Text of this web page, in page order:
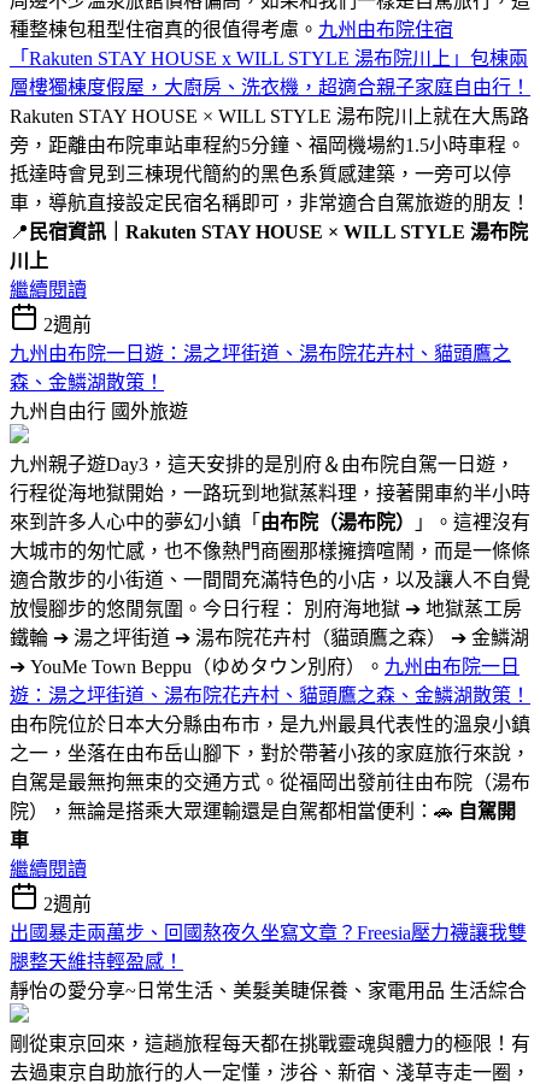
種整棟包租型住宿真的很值得考慮。 九州由布院住宿
「Rakuten STAY HOUSE x WILL STYLE 湯布院川上」包棟兩
層樓獨棟度假屋，大廚房、洗衣機，超適合親子家庭自由行！
Rakuten STAY HOUSE × WILL STYLE 湯布院川上就在大馬路
旁，距離由布院車站車程約5分鐘、福岡機場約1.5小時車程。
抵達時會見到三棟現代簡約的黑色系質感建築，一旁可以停
車，導航直接設定民宿名稱即可，非常適合自駕旅遊的朋友！
📍 民宿資訊｜Rakuten STAY HOUSE × WILL STYLE 湯布院
川上
繼續閱讀
2週前
九州由布院一日遊：湯之坪街道、湯布院花卉村、貓頭鷹之
森、金鱗湖散策！
九州自由行 國外旅遊
九州親子遊Day3，這天安排的是別府＆由布院自駕一日遊，
行程從海地獄開始，一路玩到地獄蒸料理，接著開車約半小時
來到許多人心中的夢幻小鎮「 由布院（湯布院）
」。這裡沒有
大城市的匆忙感，也不像熱門商圈那樣擁擠喧鬧，而是一條條
適合散步的小街道、一間間充滿特色的小店，以及讓人不自覺
放慢腳步的悠閒氛圍。今日行程： 別府海地獄 ➔ 地獄蒸工房
鐵輪 ➔ 湯之坪街道 ➔ 湯布院花卉村（貓頭鷹之森） ➔ 金鱗湖
➔ YouMe Town Beppu（ゆめタウン別府）。 九州由布院一日
遊：湯之坪街道、湯布院花卉村、貓頭鷹之森、金鱗湖散策！
由布院位於日本大分縣由布市，是九州最具代表性的溫泉小鎮
之一，坐落在由布岳山腳下，對於帶著小孩的家庭旅行來說，
自駕是最無拘無束的交通方式。從福岡出發前往由布院（湯布
院），無論是搭乘大眾運輸還是自駕都相當便利：🚗 自駕開
車
繼續閱讀
2週前
出國暴走兩萬步、回國熬夜久坐寫文章？Freesia壓力襪讓我雙
腿整天維持輕盈感！
靜怡の愛分享~日常生活、美髮美睫保養、家電用品 生活綜合
剛從東京回來，這趟旅程每天都在挑戰靈魂與體力的極限！有
去過東京自助旅行的人一定懂，涉谷、新宿、淺草寺走一圈，